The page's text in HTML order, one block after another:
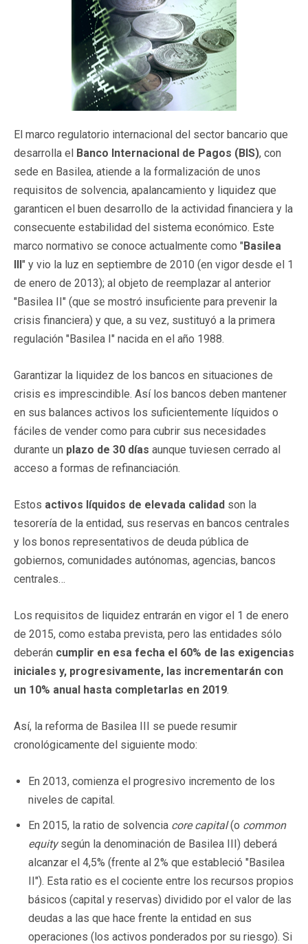
El marco regulatorio internacional del sector bancario que
desarrolla el Banco Internacional de Pagos (BIS), con
sede en Basilea, atiende a la formalización de unos
requisitos de solvencia, apalancamiento y liquidez que
garanticen el buen desarrollo de la actividad financiera y la
consecuente estabilidad del sistema económico. Este
marco normativo se conoce actualmente como "Basilea
III" y vio la luz en septiembre de 2010 (en vigor desde el 1
de enero de 2013); al objeto de reemplazar al anterior
"Basilea II" (que se mostró insuficiente para prevenir la
crisis financiera) y que, a su vez, sustituyó a la primera
regulación "Basilea I" nacida en el año 1988.
Garantizar la liquidez de los bancos en situaciones de
crisis es imprescindible. Así los bancos deben mantener
en sus balances activos los suficientemente líquidos o
fáciles de vender como para cubrir sus necesidades
durante un plazo de 30 días aunque tuviesen cerrado al
acceso a formas de refinanciación.
Estos activos líquidos de elevada calidad son la
tesorería de la entidad, sus reservas en bancos centrales
y los bonos representativos de deuda pública de
gobiernos, comunidades autónomas, agencias, bancos
centrales…
Los requisitos de liquidez entrarán en vigor el 1 de enero
de 2015, como estaba prevista, pero las entidades sólo
deberán cumplir en esa fecha el 60% de las exigencias
iniciales y, progresivamente, las incrementarán con
un 10% anual hasta completarlas en 2019.
Así, la reforma de Basilea III se puede resumir
cronológicamente del siguiente modo:
En 2013, comienza el progresivo incremento de los
niveles de capital.
En 2015, la ratio de solvencia core capital(o common
equitysegún la denominación de Basilea III) deberá
alcanzar el 4,5% (frente al 2% que estableció "Basilea
II"). Esta ratio es el cociente entre los recursos propios
básicos (capital y reservas) dividido por el valor de las
deudas a las que hace frente la entidad en sus
operaciones (los activos ponderados por su riesgo). Si